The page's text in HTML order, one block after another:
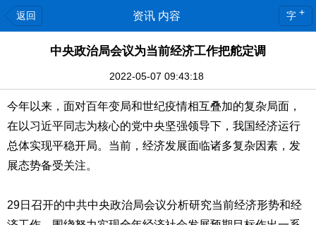
返回 资讯 内容 字 +
中央政治局会议为当前经济工作把舵定调
2022-05-07 09:43:18
今年以来，面对百年变局和世纪疫情相互叠加的复杂局面，
在以习近平同志为核心的党中央坚强领导下，我国经济运行
总体实现平稳开局。当前，经济发展面临诸多复杂因素，发
展态势备受关注。
29日召开的中共中央政治局会议分析研究当前经济形势和经